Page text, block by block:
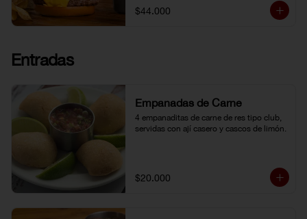
famoso chili con carne al lado.
Acompañada de papa chip o papa
$44.000
Entradas
Empanadas de Carne
4 empanaditas de carne de res tipo club,
servidas con ají casero y cascos de limón.
$20.000